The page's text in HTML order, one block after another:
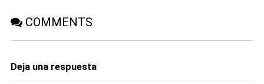
COMMENTS
Deja una respuesta